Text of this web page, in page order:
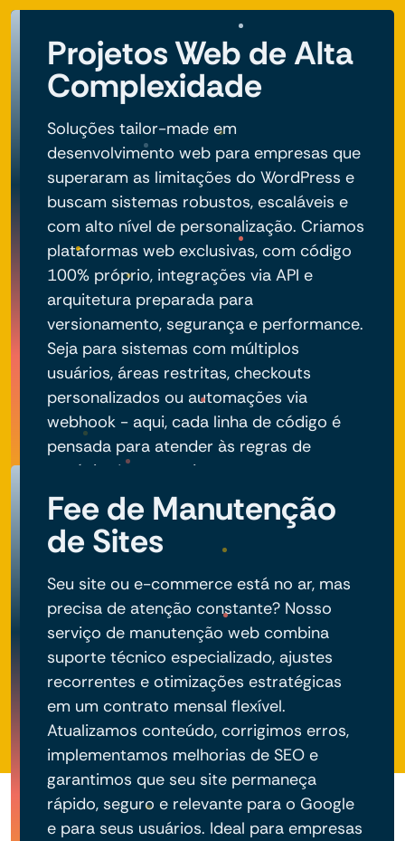
Projetos Web de Alta
Complexidade
Soluções tailor-made em
desenvolvimento web para empresas que
superaram as limitações do WordPress e
buscam sistemas robustos, escaláveis e
com alto nível de personalização. Criamos
plataformas web exclusivas, com código
100% próprio, integrações via API e
arquitetura preparada para
versionamento, segurança e performance.
Seja para sistemas com múltiplos
usuários, áreas restritas, checkouts
personalizados ou automações via
webhook - aqui, cada linha de código é
pensada para atender às regras de
negócio do seu projeto.
Fee de Manutenção
de Sites
Seu site ou e-commerce está no ar, mas
precisa de atenção constante? Nosso
serviço de manutenção web combina
suporte técnico especializado, ajustes
recorrentes e otimizações estratégicas
em um contrato mensal flexível.
Atualizamos conteúdo, corrigimos erros,
implementamos melhorias de SEO e
garantimos que seu site permaneça
rápido, seguro e relevante para o Google
e para seus usuários. Ideal para empresas